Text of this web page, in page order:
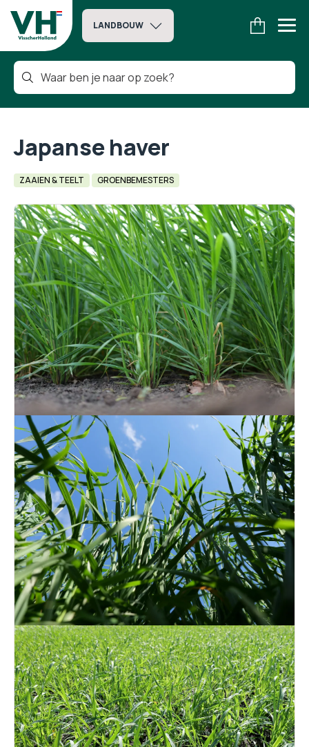
LANDBOUW
Japanse haver
ZAAIEN & TEELT GROENBEMESTERS